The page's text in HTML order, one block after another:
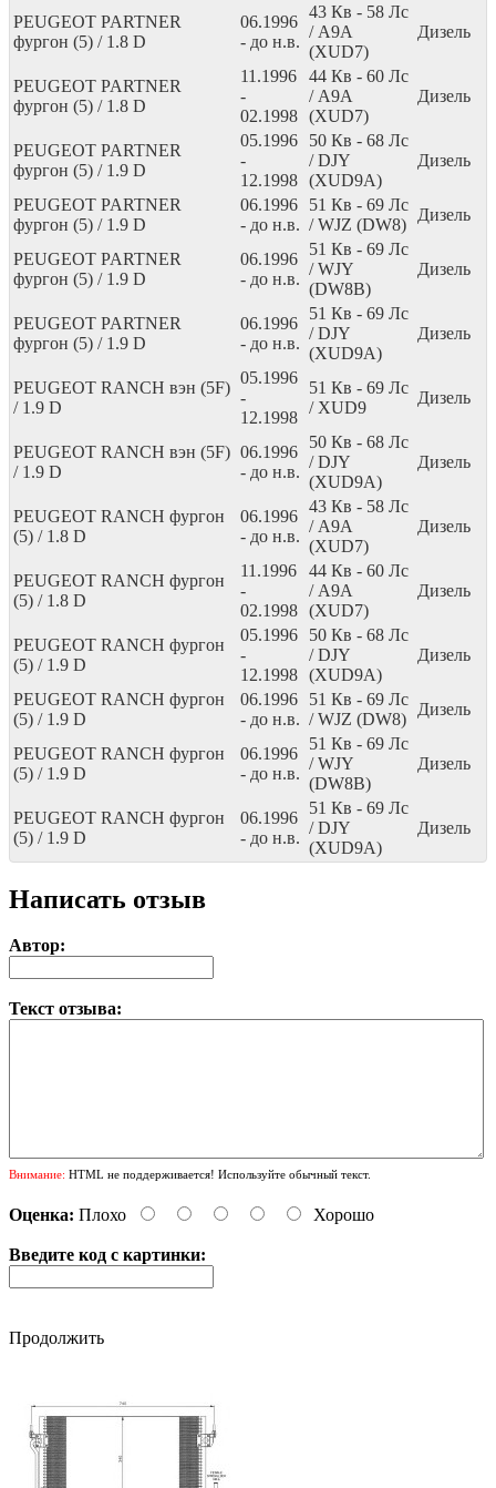
PEUGEOT PARTNER
фургон (5) / 1.8 D
06.1996
- до н.в.
43 Кв - 58 Лс
/ A9A
(XUD7)
Дизель
PEUGEOT PARTNER
фургон (5) / 1.8 D
11.1996
-
02.1998
44 Кв - 60 Лс
/ A9A
(XUD7)
Дизель
PEUGEOT PARTNER
фургон (5) / 1.9 D
05.1996
-
12.1998
50 Кв - 68 Лс
/ DJY
(XUD9A)
Дизель
PEUGEOT PARTNER
фургон (5) / 1.9 D
06.1996
- до н.в.
51 Кв - 69 Лс
/ WJZ (DW8)
Дизель
PEUGEOT PARTNER
фургон (5) / 1.9 D
06.1996
- до н.в.
51 Кв - 69 Лс
/ WJY
(DW8B)
Дизель
PEUGEOT PARTNER
фургон (5) / 1.9 D
06.1996
- до н.в.
51 Кв - 69 Лс
/ DJY
(XUD9A)
Дизель
PEUGEOT RANCH вэн (5F)
/ 1.9 D
05.1996
-
12.1998
51 Кв - 69 Лс
/ XUD9
Дизель
PEUGEOT RANCH вэн (5F)
/ 1.9 D
06.1996
- до н.в.
50 Кв - 68 Лс
/ DJY
(XUD9A)
Дизель
PEUGEOT RANCH фургон
(5) / 1.8 D
06.1996
- до н.в.
43 Кв - 58 Лс
/ A9A
(XUD7)
Дизель
PEUGEOT RANCH фургон
(5) / 1.8 D
11.1996
-
02.1998
44 Кв - 60 Лс
/ A9A
(XUD7)
Дизель
PEUGEOT RANCH фургон
(5) / 1.9 D
05.1996
-
12.1998
50 Кв - 68 Лс
/ DJY
(XUD9A)
Дизель
PEUGEOT RANCH фургон
(5) / 1.9 D
06.1996
- до н.в.
51 Кв - 69 Лс
/ WJZ (DW8)
Дизель
PEUGEOT RANCH фургон
(5) / 1.9 D
06.1996
- до н.в.
51 Кв - 69 Лс
/ WJY
(DW8B)
Дизель
PEUGEOT RANCH фургон
(5) / 1.9 D
06.1996
- до н.в.
51 Кв - 69 Лс
/ DJY
(XUD9A)
Дизель
Написать отзыв
Автор:
Текст отзыва:
Внимание: HTML не поддерживается! Используйте обычный текст.
Оценка: Плохо Хорошо
Введите код с картинки:
Продолжить